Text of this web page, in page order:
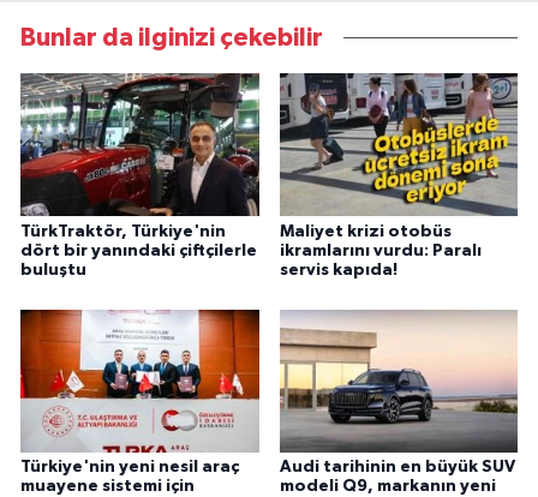
Bunlar da ilginizi çekebilir
TürkTraktör, Türkiye'nin
dört bir yanındaki çiftçilerle
buluştu
Maliyet krizi otobüs
ikramlarını vurdu: Paralı
servis kapıda!
Türkiye'nin yeni nesil araç
muayene sistemi için
Audi tarihinin en büyük SUV
modeli Q9, markanın yeni